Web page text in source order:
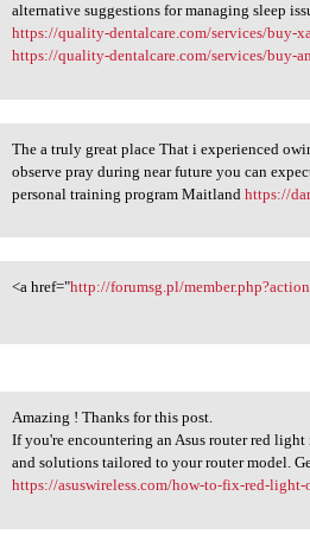
alternative suggestions for managing sleep
https://quality-dentalcare.com/services/buy-
https://quality-dentalcare.com/services/buy-
The a truly great place That
The a truly great place That i experienced
observe pray during near future you can
personal training program Maitlandhttps://
<a href="http://forumsg.pl
<a href="http://forumsg.pl/
Amazing ! Thanks for this
Amazing ! Thanks for this post.
If you're encountering an Asus router red
and solutions tailored to your router model.
https://asuswireless.com/how-to-fix-red-light-